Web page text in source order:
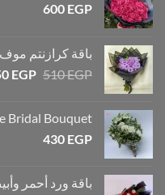
600 EGP
باقة كرازنتم موف
510EGP
EGP
Bridal Bouquet
430 EGP
باقة ورد أحمر